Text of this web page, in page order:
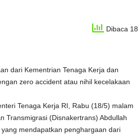
Dibaca 18
dari Kementrian Tenaga Kerja dan
zero accident atau nihil kecelakaan
Tenaga Kerja RI, Rabu (18/5) malam
Transmigrasi (Disnakertrans) Abdullah
mendapatkan penghargaan dari